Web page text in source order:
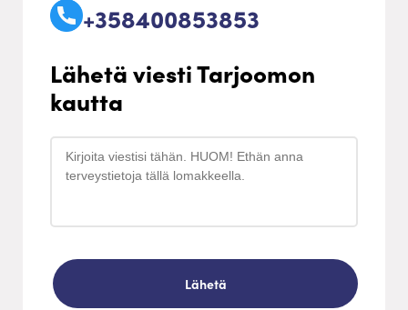
+358400853853
Lähetä viesti Tarjoomon
kautta